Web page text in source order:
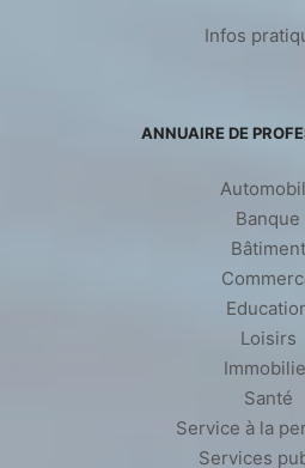
Infos
ANNUAIRE DE
Banque
Bâtiment
Loisirs
Santé
Service à la
Services